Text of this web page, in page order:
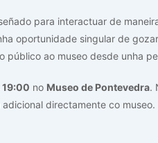
para interactuar de
oportunidade singular de
público ao museo desde unha
19:00 no Museo de Pontevedra.
directamente co museo.